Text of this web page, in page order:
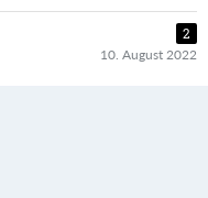
2
10. August 2022